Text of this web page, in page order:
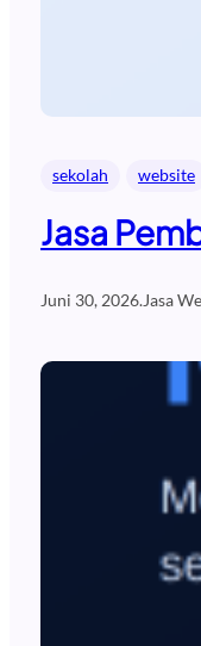
sekolah website
Jasa
Juni 30, 2026.Jasa